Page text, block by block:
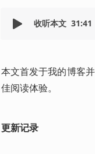
收听本文 31:41
本文首发于我的博客
佳阅读体验。
更新记录